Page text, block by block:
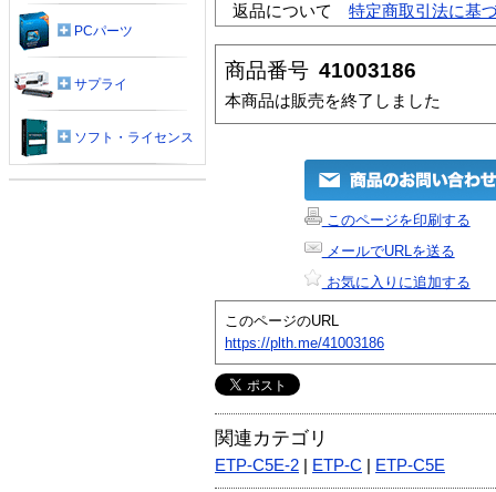
返品について
特定商取引法に基
商品番号 41003186
本商品は販売を終了しました
このページを印刷する
メールでURLを送る
お気に入りに追加する
このページのURL
https://plth.me/41003186
関連カテゴリ
ETP-C5E-2 ETP-C ETP-C5E
PCパーツ
サプライ
ソフト・ライセンス